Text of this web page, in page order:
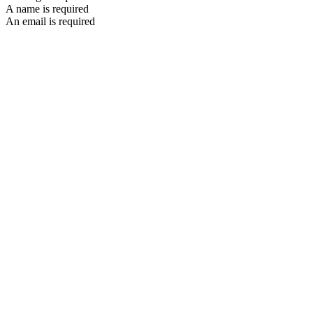
A name is required
An email is required